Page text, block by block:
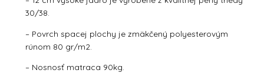
30/38.
– Povrch spacej plochy je zmäkčený polyesterovým
rúnom 80 gr/m2.
– Nosnosť matraca 90kg.